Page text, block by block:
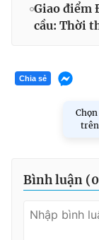
Giao điểm
cầu: Thời
Chia sẻ
Chọn
Bình luận (0